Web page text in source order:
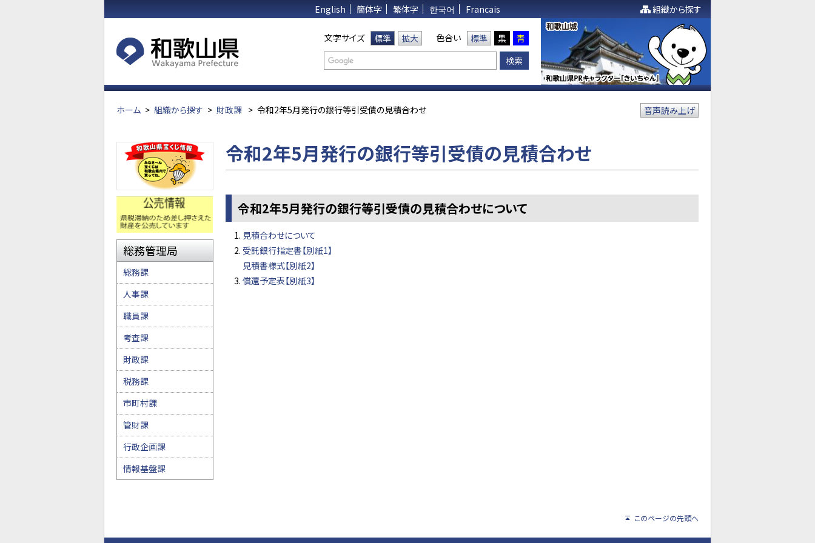
English 簡体字 繁体字 한국어 Francais 組織から探す
文字サイズ 標準 拡大 色合い 標準 黒 青
ホーム > 組織から探す > 財政課 > 令和2年5月発行の銀行等引受債の見積合わせ 音声読み上げ
令和2年5月発行の銀行等引受債の見積合わせ
令和2年5月発行の銀行等引受債の見積合わせについて
見積合わせについて
受託銀行指定書【別紙1】
見積書様式【別紙2】
償還予定表【別紙3】
総務管理局
総務課
人事課
職員課
考査課
財政課
税務課
市町村課
管財課
行政企画課
情報基盤課
このページの先頭へ